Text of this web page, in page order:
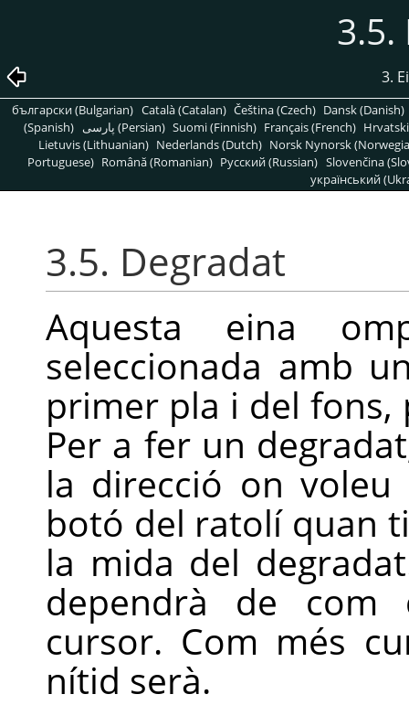
3.5.
3.
български (Bulgarian) Català (Catalan) Čeština (Czech) Dansk (Danish)
(Spanish)
پارسی (Persian) Suomi (Finnish) Français (French)
Lietuvis (Lithuanian) Nederlands (Dutch) Norsk Nynorsk
Portuguese) Română (Romanian) Pусский (Russian) Slovenčina
український
3.5. Degradat
Aquesta eina
seleccionada amb
primer pla i del
Per a fer un
la direcció on
botó del ratolí quan
la mida del
dependrà de com
cursor. Com més
nítid serà.